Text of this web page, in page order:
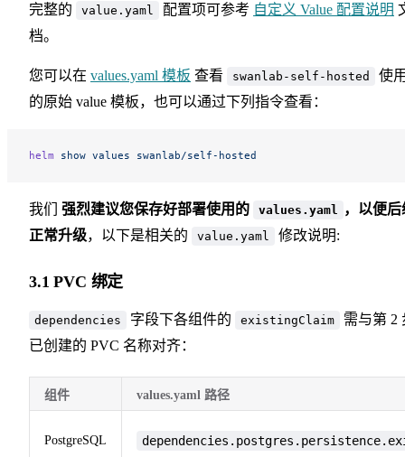
完整的 value.yaml 配置项可参考 自定义 Value 配置说明
档。
您可以在 values.yaml 模板 查看 swanlab-self-hosted
使
的原始 value 模板，也可以通过下列指令查看：
helm show values swanlab/self-hosted
我们 强烈建议您保存好部署使用的 values.yaml
，以便后
正常升级，以下是相关的 value.yaml 修改说明:
3.1 PVC 绑定
dependencies 字段下各组件的 existingClaim
需与第 2
已创建的 PVC 名称对齐：
组件 values.yaml 路径
PostgreSQL